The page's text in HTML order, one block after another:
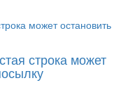
строка может